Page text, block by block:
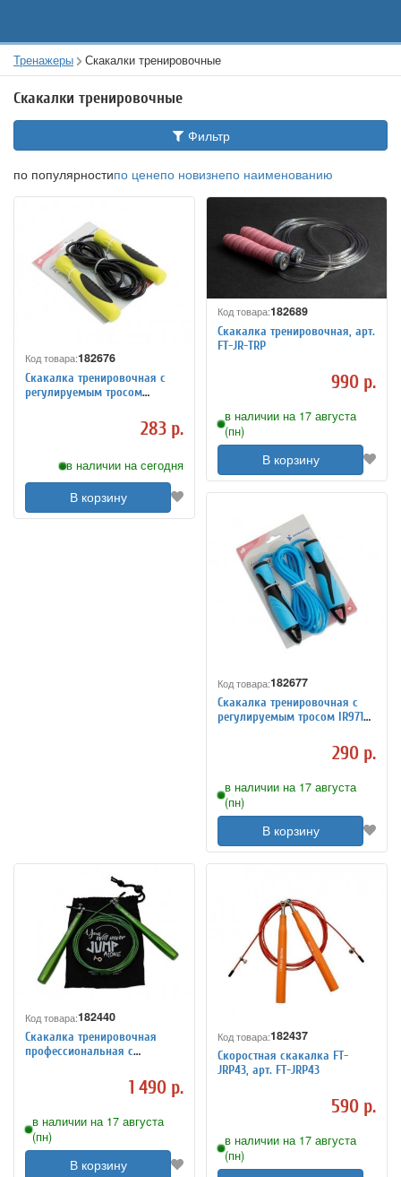
Тренажеры Скакалки тренировочные
Скакалки тренировочные
Фильтр
по популярностипо ценепо новизнепо наименованию
Код товара:182676
Скакалка тренировочная с
регулируемым тросом
283 р.
в наличии на сегодня
В корзину
Код товара:182689
Скакалка тренировочная, арт.
FT-JR-TRP
990 р.
в наличии на 17 августа
(пн)
В корзину
Код товара:182677
Скакалка тренировочная с
регулируемым тросом IR97181,
290 р.
в наличии на 17 августа
(пн)
В корзину
Код товара:182440
Скакалка тренировочная
профессиональная с
1 490 р.
в наличии на 17 августа
(пн)
В корзину
Код товара:182437
Скоростная скакалка FT-
JRP43, арт. FT-JRP43
590 р.
в наличии на 17 августа
(пн)